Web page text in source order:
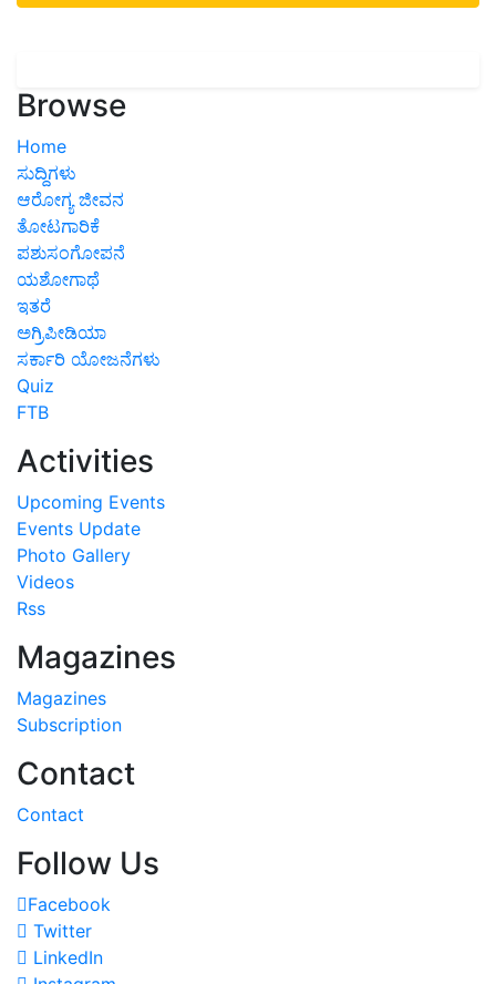
Browse
Home
ಸುದ್ದಿಗಳು
ಆರೋಗ್ಯ ಜೀವನ
ತೋಟಗಾರಿಕೆ
ಪಶುಸಂಗೋಪನೆ
ಯಶೋಗಾಥೆ
ಇತರೆ
ಅಗ್ರಿಪೀಡಿಯಾ
ಸರ್ಕಾರಿ ಯೋಜನೆಗಳು
Quiz
FTB
Activities
Upcoming Events
Events Update
Photo Gallery
Videos
Rss
Magazines
Magazines
Subscription
Contact
Contact
Follow Us
Facebook
Twitter
LinkedIn